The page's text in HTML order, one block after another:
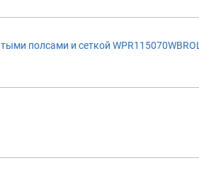
полсами и сеткой WPR115070WBROL